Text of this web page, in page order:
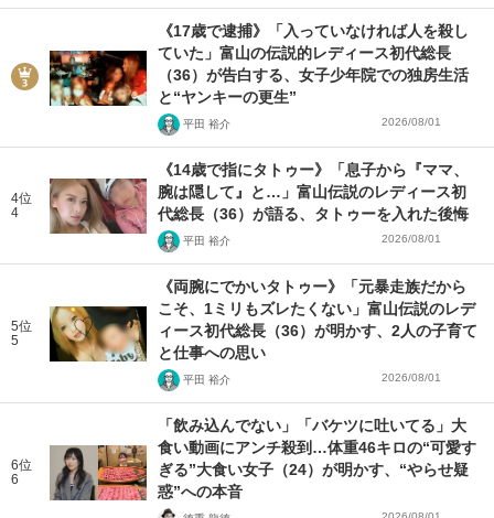
《17歳で逮捕》「入っていなければ人を殺し
ていた」富山の伝説的レディース初代総長
（36）が告白する、女子少年院での独房生活
と“ヤンキーの更生”
平田 裕介 2026/08/01
4位
4
《14歳で指にタトゥー》「息子から『ママ、
腕は隠して』と…」富山伝説のレディース初
代総長（36）が語る、タトゥーを入れた後悔
平田 裕介 2026/08/01
5位
5
《両腕にでかいタトゥー》「元暴走族だから
こそ、1ミリもズレたくない」富山伝説のレデ
ィース初代総長（36）が明かす、2人の子育て
と仕事への思い
平田 裕介 2026/08/01
6位
6
「飲み込んでない」「バケツに吐いてる」大
食い動画にアンチ殺到…体重46キロの“可愛す
ぎる”大食い女子（24）が明かす、“やらせ疑
惑”への本音